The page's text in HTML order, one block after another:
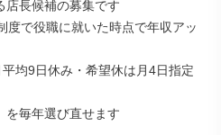
店長候補の募集です
度で役職に就いた時点で年収アッ
均9日休み・希望休は月4日指定
を毎年選び直せます